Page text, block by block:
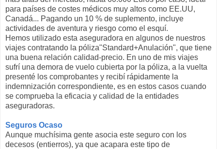
para países de costes médicos muy altos como EE.UU,
Canadá... Pagando un 10 % de suplemento, incluye
actividades de aventura y riesgo como el esquí.
Hemos utilizado esta aseguradora en algunos de nuestros
viajes contratando la póliza"Standard+Anulación", que tiene
una buena relación calidad-precio. En uno de mis viajes
sufrí una demora de vuelo cubierta por la póliza, a la vuelta
presenté los comprobantes y recibí rápidamente la
indemnización correspondiente, es en estos casos cuando
se comprueba la eficacia y calidad de la entidades
aseguradoras.
Seguros Ocaso
Aunque muchísima gente asocia este seguro con los
decesos (entierros), ya que acapara este tipo de